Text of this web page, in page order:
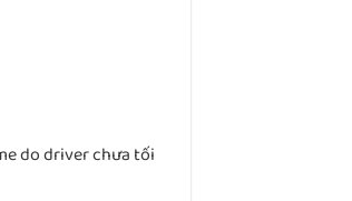
do driver chưa tối